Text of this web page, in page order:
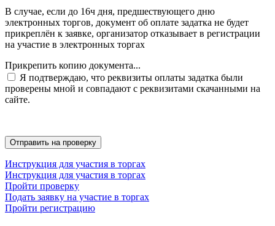
В случае, если до 16ч дня, предшествующего дню
электронных торгов, документ об оплате задатка не будет
прикреплён к заявке, организатор отказывает в регистрации
на участие в электронных торгах
Прикрепить копию документа...
Я подтверждаю, что реквизиты оплаты задатка были
проверены мной и совпадают с реквизитами скачанными на
сайте.
Инструкция для участия в торгах
Инструкция для участия в торгах
Пройти проверку
Подать заявку на участие в торгах
Пройти регистрацию